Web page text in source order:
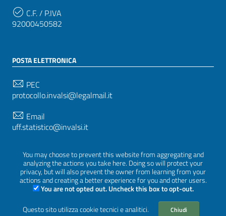
You may choose to prevent this website from aggregating and
analyzing the actions you take here. Doing so will protect your
privacy, but will also prevent the owner from learning from your
actions and creating a better experience for you and other users.
You are not opted out. Uncheck this box to opt-out.
Questo sito utilizza cookie tecnici e analitici.
Chiudi
C.F. / P.IVA
92000450582
POSTA ELETTRONICA
PEC
protocollo.invalsi@legalmail.it
Email
uff.statistico@invalsi.it
restituzione.dati@invalsi.it
SEGUICI SU